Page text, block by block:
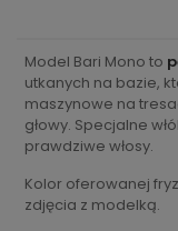
Model Bari Mono to
utkanych na bazie,
maszynowe na
głowy. Specjalne
prawdziwe włosy.
Kolor oferowanej
zdjęcia z modelką.